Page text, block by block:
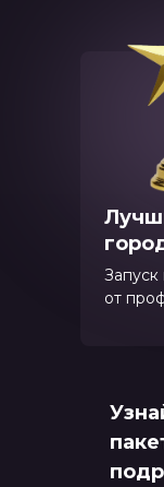
Запуск
от